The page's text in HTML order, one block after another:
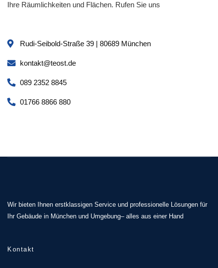
Ihre Räumlichkeiten und Flächen. Rufen Sie uns
Rudi-Seibold-Straße 39 | 80689 München
kontakt@teost.de
089 2352 8845
01766 8866 880
Wir bieten Ihnen erstklassigen Service und professionelle Lösungen für
Ihr Gebäude in München und Umgebung– alles aus einer Hand
Kontakt